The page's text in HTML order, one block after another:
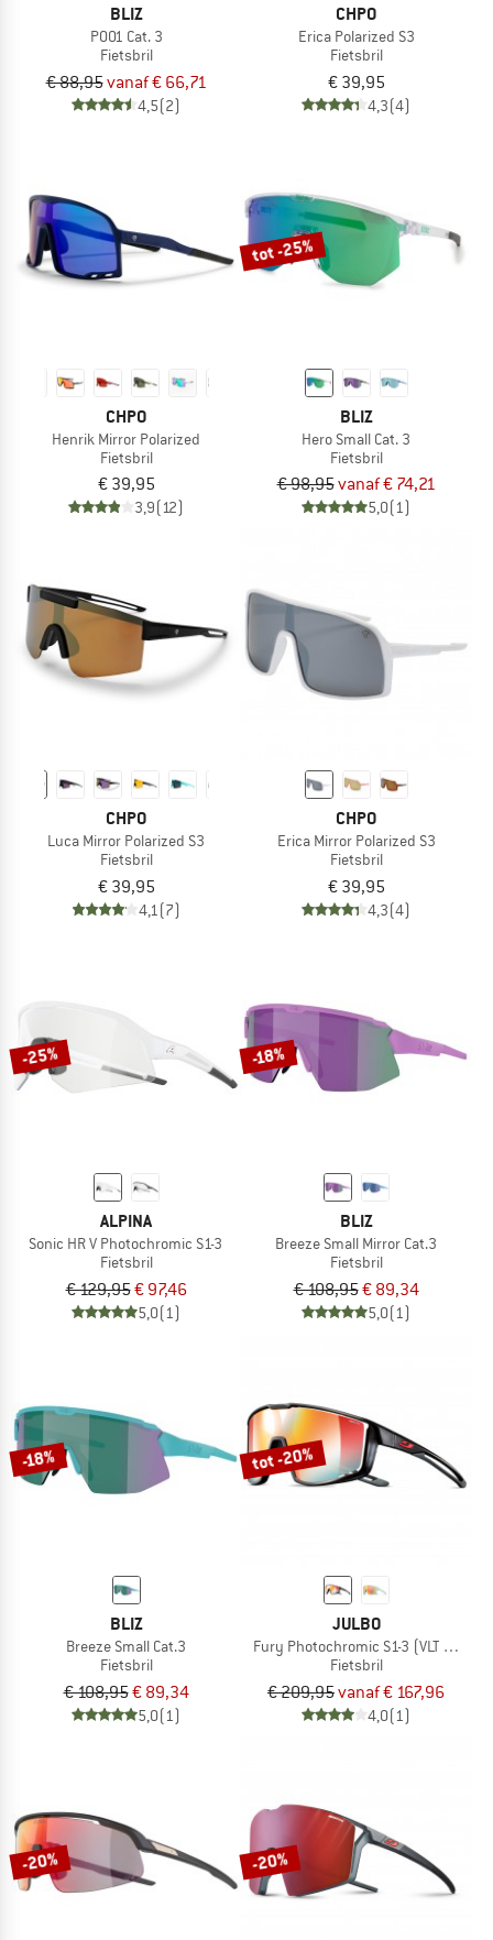
BLIZ
P001 Cat. 3
Fietsbril
€ 88,95vanaf € 66,71
4,5(2)
CHPO
Erica Polarized S3
Fietsbril
€ 39,95
4,3(4)
CHPO
Henrik Mirror Polarized
Fietsbril
€ 39,95
3,9(12)
tot -25%
BLIZ
Hero Small Cat. 3
Fietsbril
€ 98,95vanaf € 74,21
5,0(1)
CHPO
Luca Mirror Polarized S3
Fietsbril
€ 39,95
4,1(7)
CHPO
Erica Mirror Polarized S3
Fietsbril
€ 39,95
4,3(4)
-25%
ALPINA
Sonic HR V Photochromic S1-3
Fietsbril
€ 129,95€ 97,46
5,0(1)
-18%
BLIZ
Breeze Small Mirror Cat.3
Fietsbril
€ 108,95€ 89,34
5,0(1)
-18%
BLIZ
Breeze Small Cat.3
Fietsbril
€ 108,95€ 89,34
5,0(1)
tot -20%
JULBO
Fury Photochromic S1-3 (VLT 17-75%)
Fietsbril
€ 209,95vanaf € 167,96
4,0(1)
-20% -20%